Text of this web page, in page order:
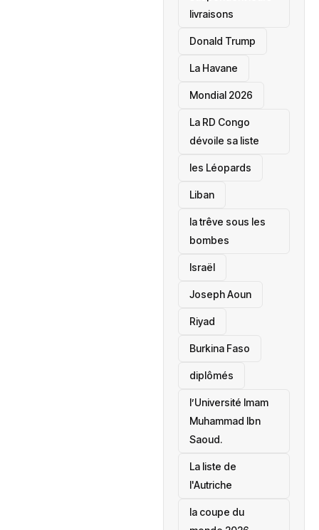
livraisons
Donald Trump
La Havane
Mondial 2026
La RD Congo
dévoile sa liste
les Léopards
‎Liban
la trêve sous les
bombes
Israël
Joseph Aoun
Riyad
Burkina Faso
diplômés
l’Université Imam
Muhammad Ibn
Saoud.
‎La liste de
l'Autriche
la coupe du